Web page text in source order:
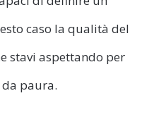
caso la qualità del
stavi aspettando per
paura.